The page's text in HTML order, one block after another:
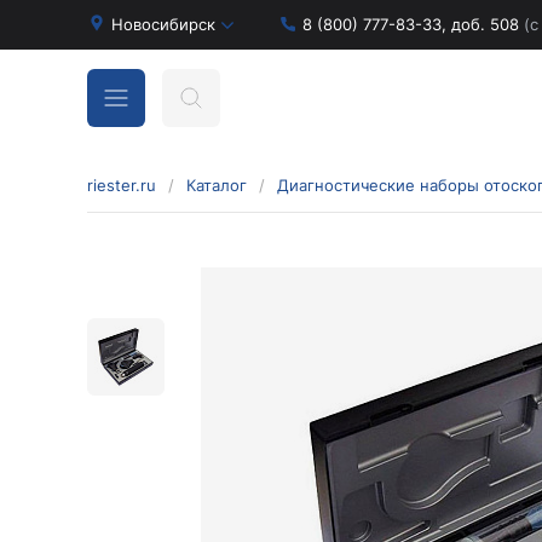
Новосибирск 8 (800) 777-83-33, доб. 508
Бинокулярные лупы
Оголовья для бинокулярных луп
Диагностические наборы отоскопов и
Диагностические наборы de luxe
Диагностические наборы e-scope
Диагностические наборы Econom
riester.ru / Каталог /